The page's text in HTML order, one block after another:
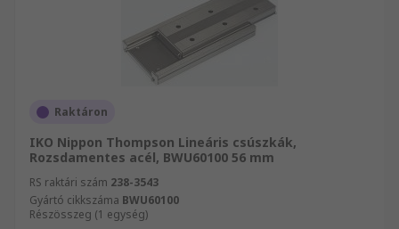
Raktáron
IKO Nippon Thompson Lineáris csúszkák,
Rozsdamentes acél, BWU60100 56 mm
RS raktári szám 238-3543
Gyártó cikkszáma BWU60100
Részösszeg (1 egység)